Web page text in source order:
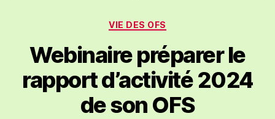
Catégories
VIE DES OFS
Webinaire préparer le
rapport d’activité 2024
de son OFS